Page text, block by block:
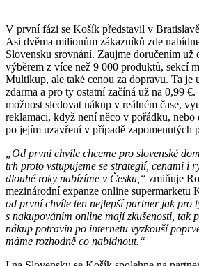
V první fázi se Košík představil v
Asi dvěma milionům zákazníků zde
Slovensku srovnání. Zaujme doručením už
výběrem z více než 9 000 produktů, sekcí
Multikup, ale také cenou za dopravu. Ta je
zdarma a pro ty ostatní začíná už na 0,99
možnost sledovat nákup v reálném čase,
reklamaci, když není něco v pořádku,
po jejím uzavření v případě zapomenutých
„Od první chvíle chceme pro slovenské
trh proto vstupujeme se strategií, cenami i
dlouhé roky nabízíme v Česku,“ zmiňuje
mezinárodní expanze online supermarketu
od první chvíle ten nejlepší partner jak pro
s nakupováním online mají zkušenosti, tak
nákup potravin po internetu vyzkouší
máme rozhodně co nabídnout.“